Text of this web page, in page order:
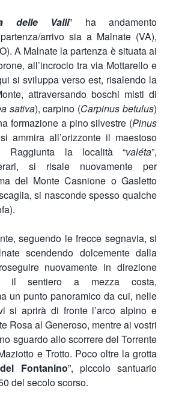
delle Valli” ha andamento
arrivo sia a Malnate (VA),
A Malnate la partenza è situata ai
all’incrocio tra via Mottarello e
si sviluppa verso est, risalendo la
attraversando boschi misti di
sativa), carpino (Carpinus betulus)
formazione a pino silvestre (Pinus
ammira all’orizzonte il maestoso
Raggiunta la località “valéta”,
si risale nuovamente per
del Monte Casnione o Gasletto
si nasconde spesso qualche
seguendo le frecce segnavia, si
scendendo dolcemente dalla
nuovamente in direzione
il sentiero a mezza costa,
un punto panoramico da cui, nelle
si aprirà di fronte l’arco alpino e
Rosa al Generoso, mentre ai vostri
sguardo allo scorrere del Torrente
e Trotto. Poco oltre la grotta
Fontanino”, piccolo santuario
del secolo scorso.